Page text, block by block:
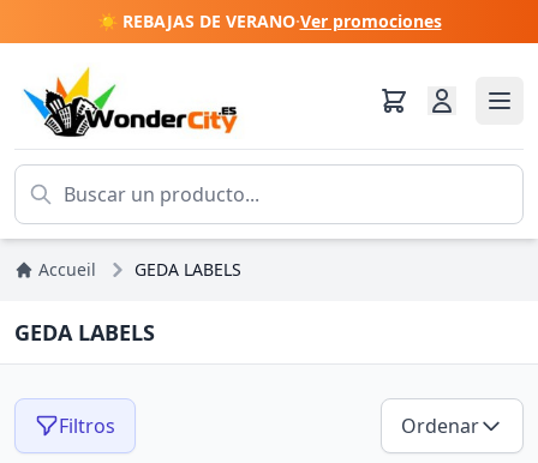
☀️ REBAJAS DE VERANO·Ver promociones
Accueil GEDA LABELS
GEDA LABELS
Filtros Ordenar